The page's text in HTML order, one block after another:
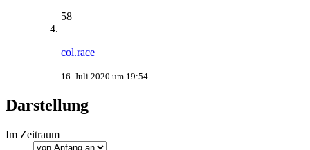
58
col.race
16. Juli 2020 um 19:54
Darstellung
Im Zeitraum